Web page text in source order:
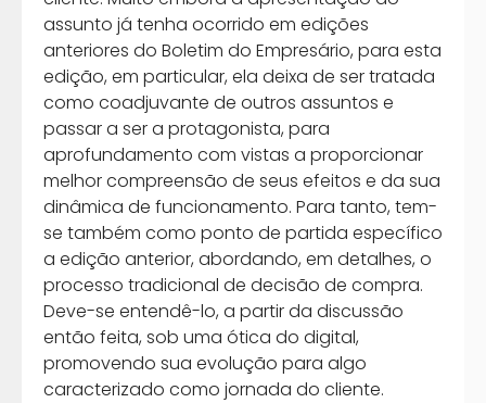
assunto já tenha ocorrido em edições
anteriores do Boletim do Empresário, para esta
edição, em particular, ela deixa de ser tratada
como coadjuvante de outros assuntos e
passar a ser a protagonista, para
aprofundamento com vistas a proporcionar
melhor compreensão de seus efeitos e da sua
dinâmica de funcionamento. Para tanto, tem-
se também como ponto de partida específico
a edição anterior, abordando, em detalhes, o
processo tradicional de decisão de compra.
Deve-se entendê-lo, a partir da discussão
então feita, sob uma ótica do digital,
promovendo sua evolução para algo
caracterizado como jornada do cliente.